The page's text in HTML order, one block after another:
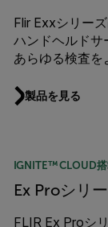
Flir Exxシリー
ハンドヘルドサ
あらゆる検査を
製品を見る
IGNITE™ CLOUD
Ex Proシリ
FLIR Ex Proシ